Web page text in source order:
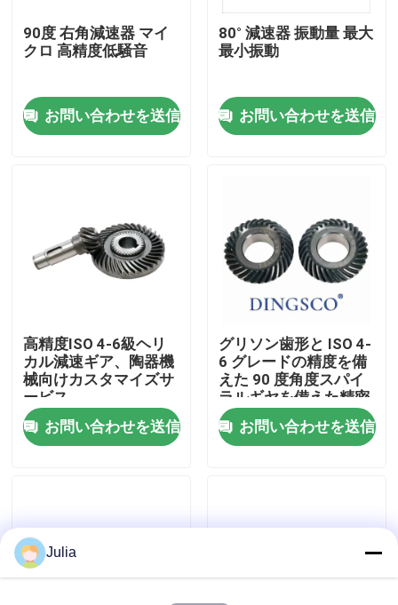
わたしたち に つい て
品質管理
連絡 ください
事件
90度 右角減速器 マイ
クロ 高精度低騒音
お問い合わせを送信
80° 減速器 振動量 最大
最小振動
お問い合わせを送信
高精度ISO 4-6級ヘリ
カル減速ギア、陶器機
械向けカスタマイズサ
ービス
お問い合わせを送信
グリソン歯形と ISO 4-
6 グレードの精度を備
えた 90 度角度スパイ
ラルギヤを備えた精密
遊星減速ギヤ
お問い合わせを送信
Julia